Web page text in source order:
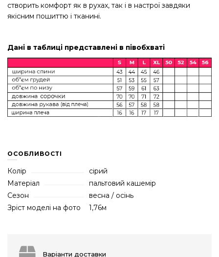
створить комфорт як в рухах, так і в настрої завдяки
якісним пошиттю і тканині.
Дані в таблиці представлені в півобхваті
ОСОБЛИВОСТІ
Колір
сірий
Матеріал
пальтовий кашемір
Сезон
весна / осінь
Зріст моделі на фото
1,76м
Варіанти доставки